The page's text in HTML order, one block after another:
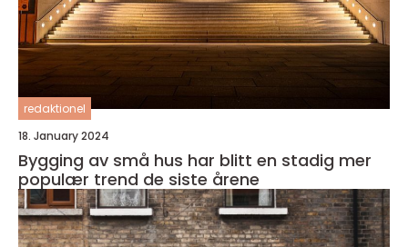
redaktionel
18. January 2024
Bygging av små hus har blitt en stadig mer
populær trend de siste årene